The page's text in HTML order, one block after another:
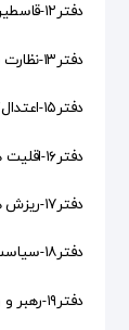
دفتر۱۲-قاسطین، مارقین و ناکثین/ محمدمهدی بهاروند
دفتر۱۳-نظارت بر دولت/ محمدجواد طبسی مروجی
دفتر۱۵-اعتدال/ علی کریمیان
دفتر۱۶-اقلیت های دینی/ روح الله شریعتی
دفتر۱۷-ریزش ها و رویش ها/ محمدباقر پورامینی
دفتر۱۸-سیاست/ علی ذوعلم
دفتر۱۹-رهبر و رهبری/ حسین جوان آراسته